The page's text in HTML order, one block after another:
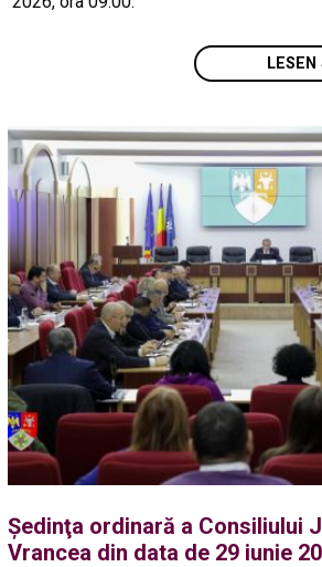
Ședinţa ordinară a Consiliului
Vrancea din data de 29 iunie